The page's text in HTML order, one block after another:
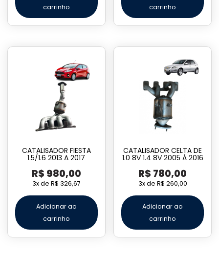
carrinho
carrinho
CATALISADOR FIESTA
1.5/1.6 2013 A 2017
R$ 980,00
3x de R$ 326,67
Adicionar ao
carrinho
CATALISADOR CELTA DE
1.0 8V 1.4 8V 2005 À 2016
R$ 780,00
3x de R$ 260,00
Adicionar ao
carrinho